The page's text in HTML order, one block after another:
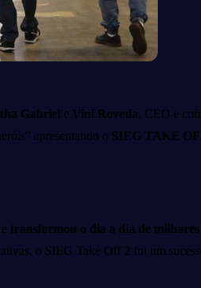
Gabriel e Vini Roveda, CEO e
apresentando o SIEG TAKE
transformou o dia a dia de milhares
o SIEG Take Off 2 foi um